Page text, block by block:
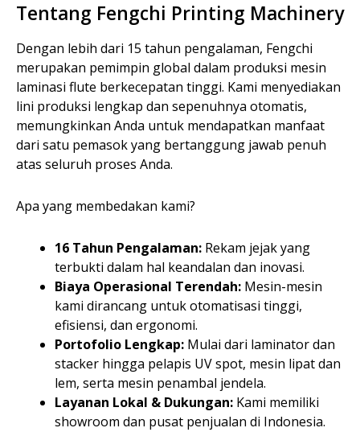
Tentang Fengchi Printing Machinery
Dengan lebih dari 15 tahun pengalaman, Fengchi
merupakan pemimpin global dalam produksi mesin
laminasi flute berkecepatan tinggi. Kami menyediakan
lini produksi lengkap dan sepenuhnya otomatis,
memungkinkan Anda untuk mendapatkan manfaat
dari satu pemasok yang bertanggung jawab penuh
atas seluruh proses Anda.
Apa yang membedakan kami?
16 Tahun Pengalaman: Rekam jejak yang
terbukti dalam hal keandalan dan inovasi.
Biaya Operasional Terendah: Mesin-mesin
kami dirancang untuk otomatisasi tinggi,
efisiensi, dan ergonomi.
Portofolio Lengkap: Mulai dari laminator dan
stacker hingga pelapis UV spot, mesin lipat dan
lem, serta mesin penambal jendela.
Layanan Lokal & Dukungan: Kami memiliki
showroom dan pusat penjualan di Indonesia.